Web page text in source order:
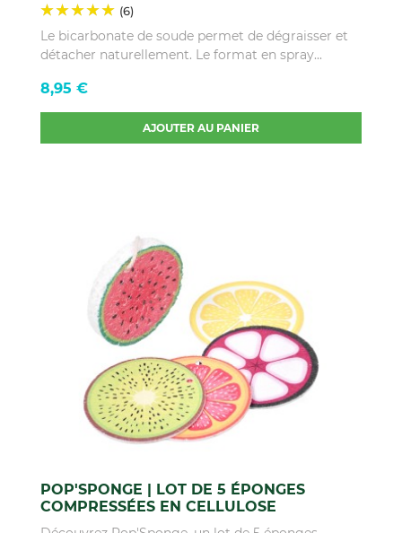
(6)
Le bicarbonate de soude permet de dégraisser et
détacher naturellement. Le format en spray...
Prix
8,95 €
AJOUTER AU PANIER
POP'SPONGE | LOT DE 5 ÉPONGES
COMPRESSÉES EN CELLULOSE